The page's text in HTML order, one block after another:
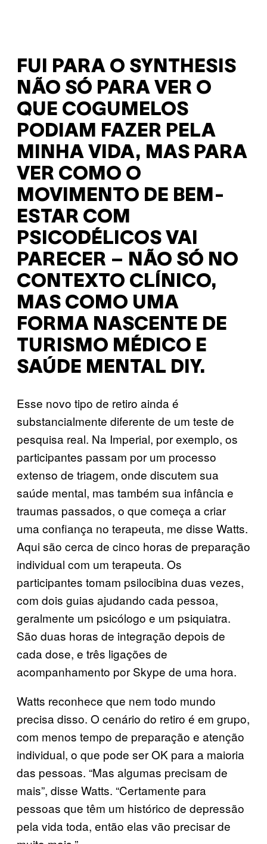
FUI PARA O SYNTHESIS
NÃO SÓ PARA VER O
QUE COGUMELOS
PODIAM FAZER PELA
MINHA VIDA, MAS PARA
VER COMO O
MOVIMENTO DE BEM-
ESTAR COM
PSICODÉLICOS VAI
PARECER – NÃO SÓ NO
CONTEXTO CLÍNICO,
MAS COMO UMA
FORMA NASCENTE DE
TURISMO MÉDICO E
SAÚDE MENTAL DIY.
Esse novo tipo de retiro ainda é
substancialmente diferente de um teste de
pesquisa real. Na Imperial, por exemplo, os
participantes passam por um processo
extenso de triagem, onde discutem sua
saúde mental, mas também sua infância e
traumas passados, o que começa a criar
uma confiança no terapeuta, me disse Watts.
Aqui são cerca de cinco horas de preparação
individual com um terapeuta. Os
participantes tomam psilocibina duas vezes,
com dois guias ajudando cada pessoa,
geralmente um psicólogo e um psiquiatra.
São duas horas de integração depois de
cada dose, e três ligações de
acompanhamento por Skype de uma hora.
Watts reconhece que nem todo mundo
precisa disso. O cenário do retiro é em grupo,
com menos tempo de preparação e atenção
individual, o que pode ser OK para a maioria
das pessoas. “Mas algumas precisam de
mais”, disse Watts. “Certamente para
pessoas que têm um histórico de depressão
pela vida toda, então elas vão precisar de